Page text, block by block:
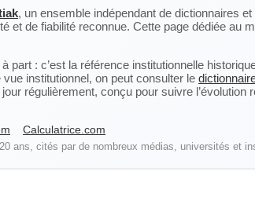
, un ensemble indépendant de dictionnaires
et de fiabilité reconnue. Cette page dédiée au
part : c’est la référence institutionnelle
institutionnel, on peut consulter le
régulièrement, conçu pour suivre
Calculatrice.com
ans, cités par de nombreux médias, universités et